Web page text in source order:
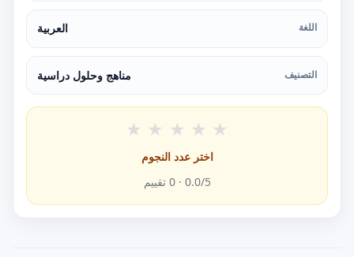
اللغة العربية
التصنيف مناهج وحلول دراسية
★ ★ ★ ★ ★
اختر عدد النجوم
0.0/5 ·
0 تقييم